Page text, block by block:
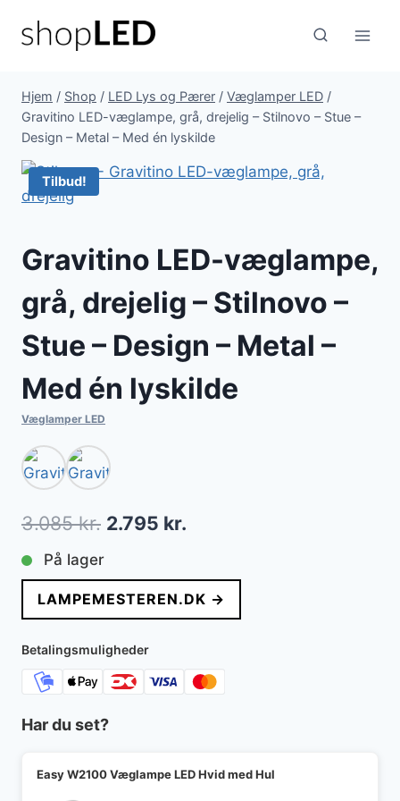
Hjem / Shop / LED Lys og Pærer / Væglamper LED /
Gravitino LED-væglampe, grå, drejelig – Stilnovo – Stue –
Design – Metal – Med én lyskilde
Tilbud!
Gravitino LED-væglampe,
grå, drejelig – Stilnovo –
Stue – Design – Metal –
Med én lyskilde
Væglamper LED
3.085kr. Den
pris
var:
3.085 kr..
2.795 kr.
pris
er:
På lager
LAMPEMESTEREN.DK →
Betalingsmuligheder
Har du set?
Easy W2100 Væglampe LED Hvid med Hul